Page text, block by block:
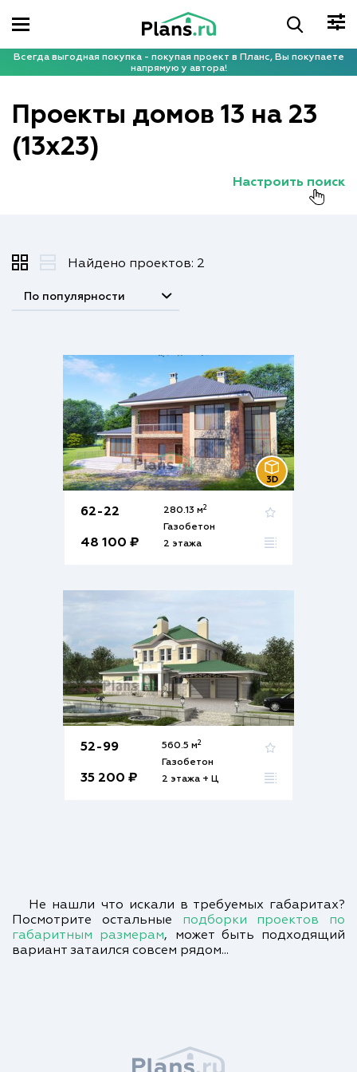
Всегда выгодная покупка - покупая проект в Планс, Вы покупаете
напрямую у автора!
Проекты домов 13 на 23
(13x23)
Настроить поиск
По популярности
Найдено проектов: 2
62-22
48 100 ₽
280.13 м2
Газобетон
2 этажа
52-99
35 200 ₽
560.5 м2
Газобетон
2 этажа + Ц
Не нашли что искали в требуемых габаритах?
Посмотрите остальные подборки проектов по
габаритным размерам, может быть подходящий
вариант затаился совсем рядом...